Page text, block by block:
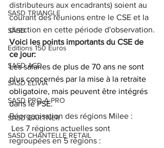
SASD TRIANGLE
SASD
Editions 150 Euros
SASD ACD
SASD ELIVIA
SASD PRO A PRO
SASD GARTNER
SASD CHANTELLE RETAIL
distributeurs aux encadrants) soient au
courant des réunions entre le CSE et la
direction en cette période d'observation.
Voici les points importants du CSE de
ce jour:
Les salaries de plus de 70 ans ne sont
plus concernés par la mise à la retraite
obligatoire, mais peuvent être intégrés
dans le PSE.
Réorganisation des régions Milee :
regroupées en 5 régions :